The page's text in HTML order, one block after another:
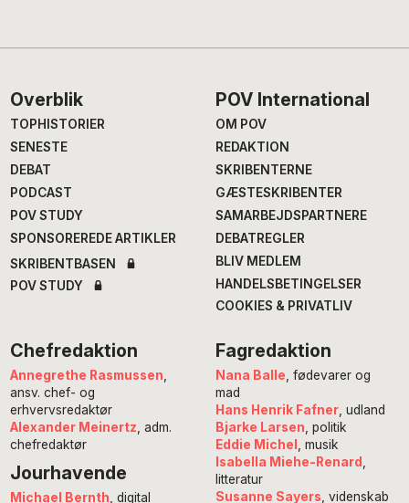
Footer
Overblik
TOPHISTORIER
SENESTE
DEBAT
PODCAST
POV STUDY
SPONSOREREDE ARTIKLER
SKRIBENTBASEN
POV STUDY
POV International
OM POV
REDAKTION
SKRIBENTERNE
GÆSTESKRIBENTER
SAMARBEJDSPARTNERE
DEBATREGLER
BLIV MEDLEM
HANDELSBETINGELSER
COOKIES & PRIVATLIV
Chefredaktion
Annegrethe Rasmussen
ansv. chef- og
erhvervsredaktør
Alexander Meinertz , adm.
chefredaktør
Jourhavende
Michael Bernth , digital
Fagredaktion
Nana Balle , fødevarer og
mad
Hans Henrik Fafner, udland
Bjarke Larsen , politik
Eddie Michel
, musik
Isabella Miehe-Renard
litteratur
Susanne Sayers , videnskab